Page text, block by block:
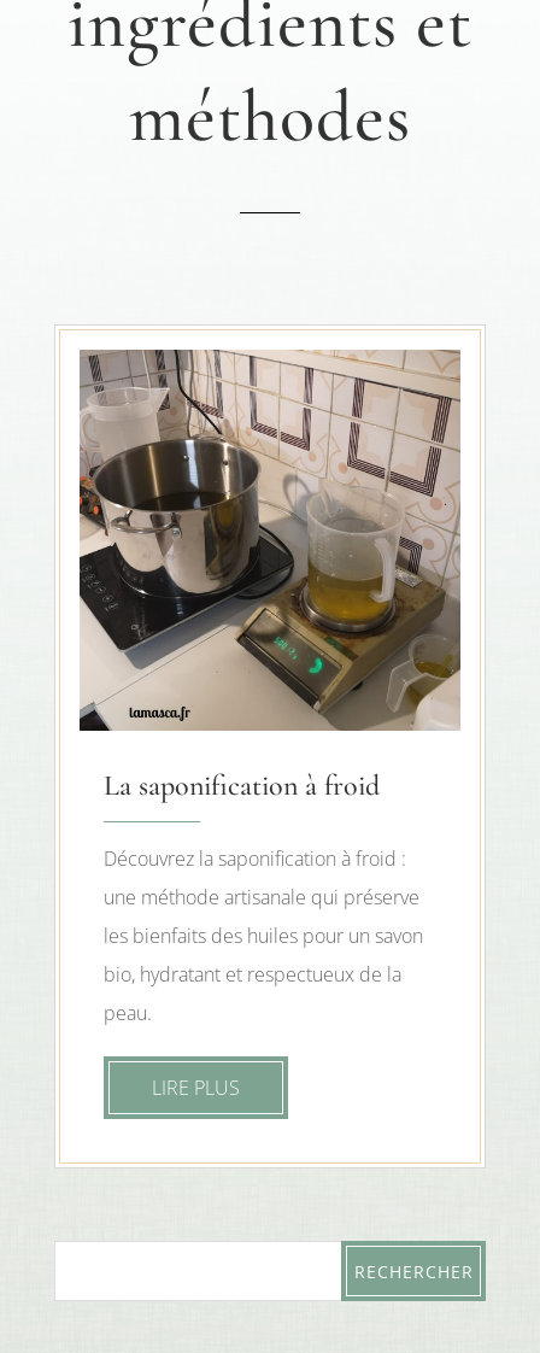
ingrédients et
méthodes
La saponification à froid
Découvrez la saponification à froid :
une méthode artisanale qui préserve
les bienfaits des huiles pour un savon
bio, hydratant et respectueux de la
peau.
LIRE PLUS